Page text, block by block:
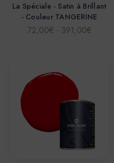
La Spéciale - Satin à Brillant
- Couleur TANGERINE
72,00€ - 391,00€